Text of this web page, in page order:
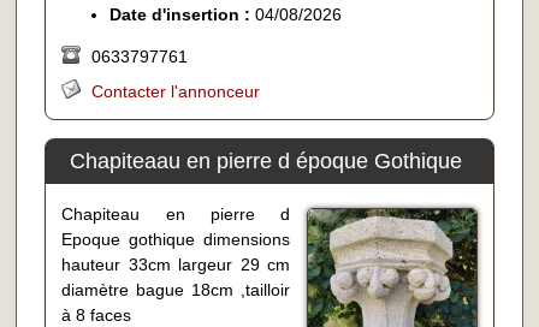
Date d'insertion :04/08/2026
0633797761
Contacter l'annonceur
Chapiteaau en pierre d époque Gothique
Chapiteau en pierre d
Epoque gothique dimensions
hauteur 33cm largeur 29 cm
diamètre bague 18cm ,tailloir
à 8 faces